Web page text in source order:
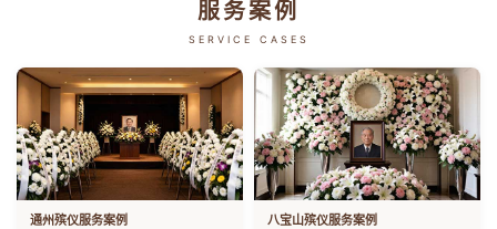
服务案例
SERVICE CASES
通州殡仪服务案例 八宝山殡仪服务案例